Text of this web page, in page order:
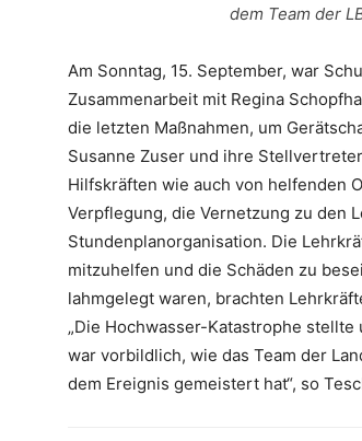
dem Team der
Am Sonntag, 15. September, war
Zusammenarbeit mit Regina
die letzten Maßnahmen, um
Susanne Zuser und ihre
Hilfskräften wie auch von helfenden
Verpflegung, die Vernetzung zu den
Stundenplanorganisation. Die
mitzuhelfen und die Schäden zu
lahmgelegt waren, brachten
„Die Hochwasser-Katastrophe
war vorbildlich, wie das Team der
dem Ereignis gemeistert hat“, so